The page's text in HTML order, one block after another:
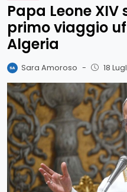
Papa Leone
primo viaggio
Algeria
Sara Amoroso - 18